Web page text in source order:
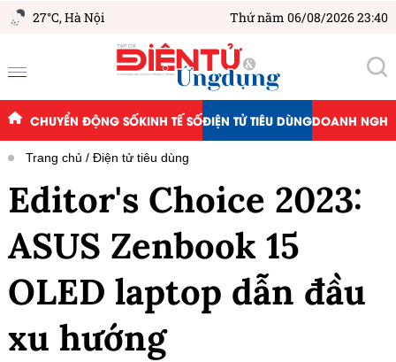
27°C,Hà Nội Thứ năm 06/08/2026 23:40
CHUYỂN ĐỘNG SỐKINH TẾ SỐĐIỆN TỬ TIÊU DÙNGDOANH
Trang chủ Điện tử tiêu dùng
Editor's Choice 2023:
ASUS Zenbook 15
OLED laptop dẫn đầu
xu hướng